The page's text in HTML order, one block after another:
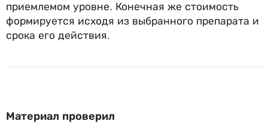
приемлемом уровне. Конечная же стоимость
формируется исходя из выбранного препарата и
срока его действия.
Материал проверил